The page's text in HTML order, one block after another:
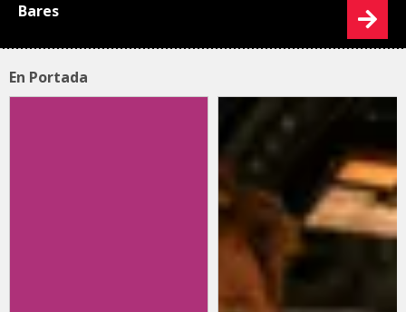
Bares
En Portada